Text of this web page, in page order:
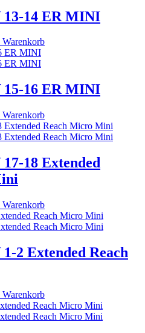
13-14 ER MINI
Warenkorb
15-16 ER MINI
Warenkorb
18 Extended
Warenkorb
2 Extended Reach
Warenkorb